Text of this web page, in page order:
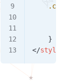
    }
</style